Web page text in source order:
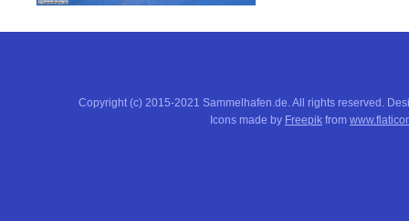
Copyright (c) 2015-2021 Sammelhafen.de. All rights reserved.
Icons made by Freepik from